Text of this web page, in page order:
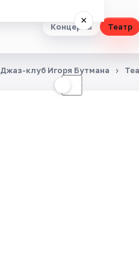
Концерты Театр
×
☾
Джаз-клуб Игоря Бутмана